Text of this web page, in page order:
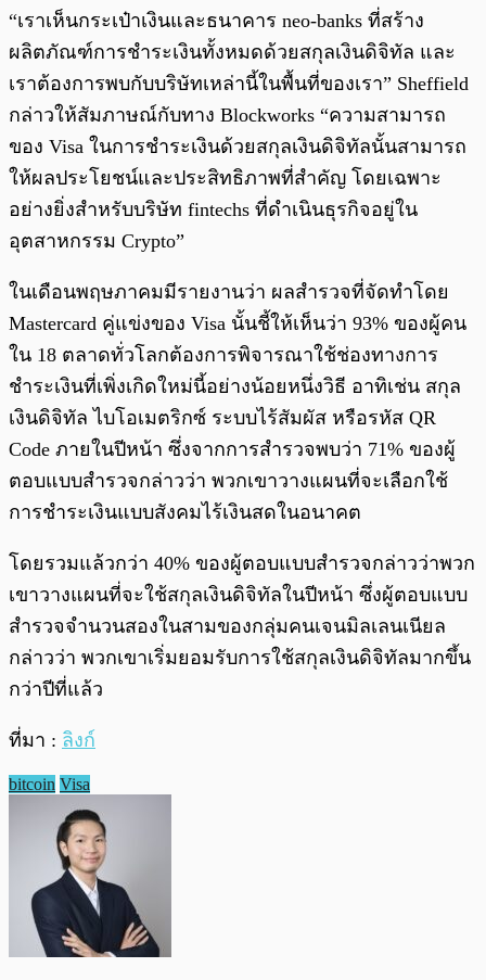
“เราเห็นกระเป๋าเงินและธนาคาร neo-banks ที่สร้าง
ผลิตภัณฑ์การชำระเงินทั้งหมดด้วยสกุลเงินดิจิทัล และ
เราต้องการพบกับบริษัทเหล่านี้ในพื้นที่ของเรา” Sheffield
กล่าวให้สัมภาษณ์กับทาง Blockworks “ความสามารถ
ของ Visa ในการชำระเงินด้วยสกุลเงินดิจิทัลนั้นสามารถ
ให้ผลประโยชน์และประสิทธิภาพที่สำคัญ โดยเฉพาะ
อย่างยิ่งสำหรับบริษัท fintechs ที่ดำเนินธุรกิจอยู่ใน
อุตสาหกรรม Crypto”
ในเดือนพฤษภาคมมีรายงานว่า ผลสำรวจที่จัดทำโดย
Mastercard คู่แข่งของ Visa นั้นชี้ให้เห็นว่า 93% ของผู้คน
ใน 18 ตลาดทั่วโลกต้องการพิจารณาใช้ช่องทางการ
ชำระเงินที่เพิ่งเกิดใหม่นี้อย่างน้อยหนึ่งวิธี อาทิเช่น สกุล
เงินดิจิทัล ไบโอเมตริกซ์ ระบบไร้สัมผัส หรือรหัส QR
Code ภายในปีหน้า ซึ่งจากการสำรวจพบว่า 71% ของผู้
ตอบแบบสำรวจกล่าวว่า พวกเขาวางแผนที่จะเลือกใช้
การชำระเงินแบบสังคมไร้เงินสดในอนาคต
โดยรวมแล้วกว่า 40% ของผู้ตอบแบบสำรวจกล่าวว่าพวก
เขาวางแผนที่จะใช้สกุลเงินดิจิทัลในปีหน้า ซึ่งผู้ตอบแบบ
สำรวจจำนวนสองในสามของกลุ่มคนเจนมิลเลนเนียล
กล่าวว่า พวกเขาเริ่มยอมรับการใช้สกุลเงินดิจิทัลมากขึ้น
กว่าปีที่แล้ว
ที่มา : ลิงก์
bitcoin Visa